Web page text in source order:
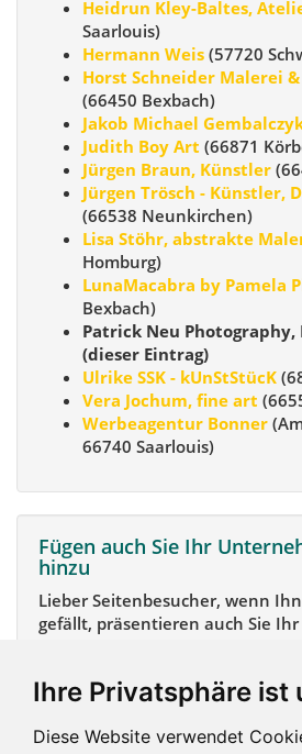
Ihre Privatsphäre ist
Diese Website verwendet
Heidrun Kley-Baltes,
Saarlouis)
Hermann Weis (57720
Horst Schneider Malerei
(66450 Bexbach)
Jakob Michael
Judith Boy Art (66871
Jürgen Braun, Künstler
Jürgen Trösch - Künstler,
(66538 Neunkirchen)
Lisa Stöhr, abstrakte
Homburg)
LunaMacabra by Pamela
Bexbach)
Patrick Neu
(dieser Eintrag)
Ulrike SSK - kUnStStücK
Vera Jochum, fine art
Werbeagentur Bonner
66740 Saarlouis)
Fügen auch Sie Ihr
hinzu
Lieber Seitenbesucher, wenn
gefällt, präsentieren auch Sie